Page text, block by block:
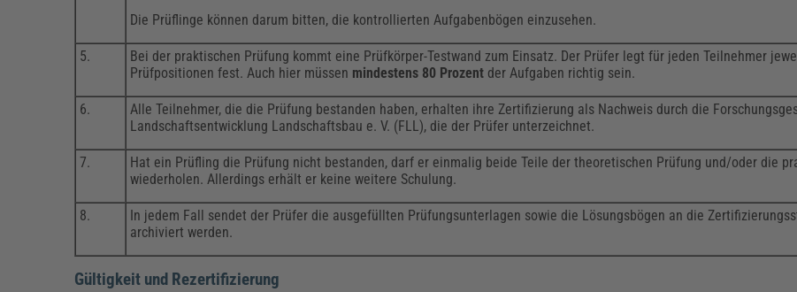
Die Prüflinge können darum bitten, die kontrollierten Aufgabenbögen einzusehen.
5.
Bei der praktischen Prüfung kommt eine Prüfkörper-Testwand zum Einsatz. Der Prüfer legt für jeden Teilnehmer
Prüfpositionen fest. Auch hier müssen mindestens 80 Prozent der Aufgaben richtig sein.
6.
Alle Teilnehmer, die die Prüfung bestanden haben, erhalten ihre Zertifizierung als Nachweis durch die
Landschaftsentwicklung Landschaftsbau e. V. (FLL), die der Prüfer unterzeichnet.
7.
Hat ein Prüfling die Prüfung nicht bestanden, darf er einmalig beide Teile der theoretischen Prüfung und/oder die
wiederholen. Allerdings erhält er keine weitere Schulung.
8.
In jedem Fall sendet der Prüfer die ausgefüllten Prüfungsunterlagen sowie die Lösungsbögen an die
archiviert werden.
Gültigkeit und Rezertifizierung